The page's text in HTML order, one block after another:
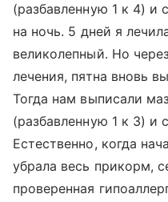
(разбавленную 1 к 4) и
на ночь. 5 дней я
великолепный. Но
лечения, пятна вновь
Тогда нам выписали
(разбавленную 1 к 3) и
Естественно, когда
убрала весь прикорм,
проверенная